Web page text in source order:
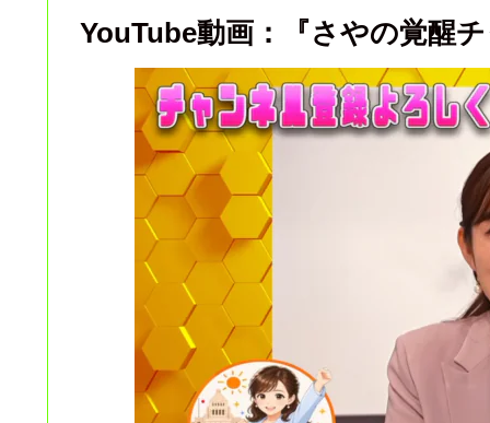
YouTube動画：『さやの覚醒